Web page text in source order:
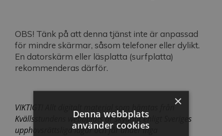
OBS! Tänk på att denna tjänst inte är anpassad
för mindre skärmar, såsom telefoner eller dylikt.
En datorskärm eller läsplatta (surfplatta)
rekommenderas därför.
VIKTIGT! Allt digitalt material som hämtas från
Kvällsstundens webbplats är skyddat enligt Sveriges
upphovsrättsliga lagar och får under inga
×
Denna webbplats
använder cookies